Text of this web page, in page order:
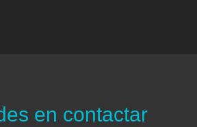
en contactar